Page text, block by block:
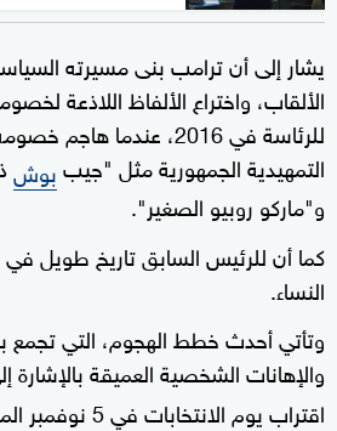
يشار إلى أن ترامب بنى مسيرته
الألقاب، واختراع الألفاظ اللاذعة
للرئاسة في 2016، عندما
التمهيدية الجمهورية مثل "جيببوش
و"ماركو روبيو الصغير".
كما أن للرئيس السابق تاريخ طويل
النساء.
وتأتي أحدث خطط الهجوم، التي تجمع
والإهانات الشخصية العميقة بالإشارة
اقتراب يوم الانتخابات في 5 نوفمبر المقبل.